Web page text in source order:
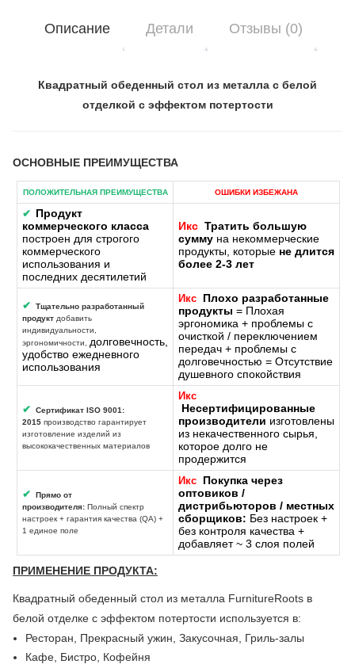
Описание Детали Отзывы (0)
Квадратный обеденный стол из металла с белой
отделкой с эффектом потертости
ОСНОВНЫЕ ПРЕИМУЩЕСТВА
ПОЛОЖИТЕЛЬНАЯ ПРЕИМУЩЕСТВА ОШИБКИ ИЗБЕЖАНА
✔ Продукт
коммерческого класса
построен для строгого
коммерческого
использования и
последних десятилетий
Икс Тратить большую
сумму на некоммерческие
продукты, которые не длится
более 2-3 лет
✔
Тщательно разработанный
продукт добавить
индивидуальности,
эргономичности, долговечность,
удобство ежедневного
использования
Икс Плохо разработанные
продукты = Плохая
эргономика + проблемы с
очисткой / переключением
передач + проблемы с
долговечностью = Отсутствие
душевного спокойствия
✔
Сертификат ISO 9001:
2015 производство гарантирует
изготовление изделий из
высококачественных материалов
Икс
Несертифицированные
производители изготовлены
из некачественного сырья,
которое долго не
продержится
✔
Прямо от
производителя: Полный спектр
настроек + гарантия качества (QA) +
1 единое поле
Икс Покупка через
оптовиков /
дистрибьюторов / местных
сборщиков: Без настроек +
без контроля качества +
добавляет ~ 3 слоя полей
ПРИМЕНЕНИЕ ПРОДУКТА:
Квадратный обеденный стол из металла FurnitureRoots в
белой отделке с эффектом потертости используется в:
Ресторан, Прекрасный ужин, Закусочная, Гриль-залы
Кафе, Бистро, Кофейня